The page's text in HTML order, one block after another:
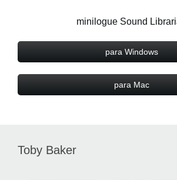
minilogue Sound
para Windows
para Mac
Toby Baker